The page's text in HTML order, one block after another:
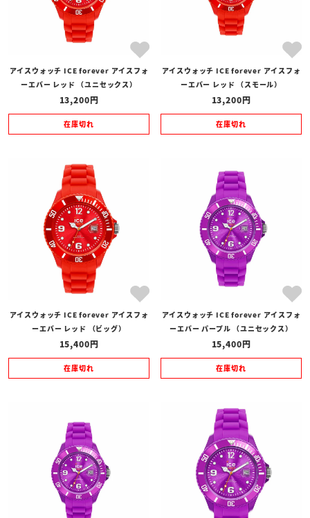
アイスウォッチ ICE forever アイスフォ
ーエバー レッド （ユニセックス）
13,200
在庫切れ
アイスウォッチ ICE forever アイスフォ
ーエバー レッド （スモール）
13,200
在庫切れ
アイスウォッチ ICE forever アイスフォ
ーエバー レッド （ビッグ）
15,400
在庫切れ
アイスウォッチ ICE forever アイスフォ
ーエバー パープル （ユニセックス）
15,400
在庫切れ